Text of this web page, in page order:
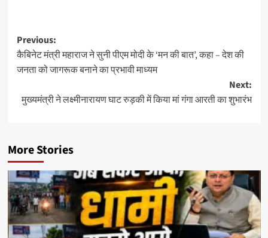
Post
navigation
Previous:
कैबिनेट मंत्री महाराज ने सुनी पीएम मोदी के ‘मन की बात’, कहा – देश की
जनता को जागरूक बनाने का प्रभावी माध्यम
Next:
मुख्यमंत्री ने लक्ष्मीनारायण घाट रुड़की में किया मां गंगा आरती का शुभारंभ
More Stories